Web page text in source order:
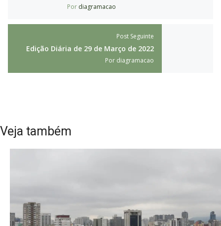
Por diagramacao
Post Seguinte
Edição Diária de 29 de Março de 2022
Por diagramacao
Veja também